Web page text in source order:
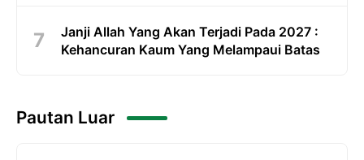
Janji Allah Yang Akan Terjadi Pada 2027 :
Kehancuran Kaum Yang Melampaui Batas
Pautan Luar